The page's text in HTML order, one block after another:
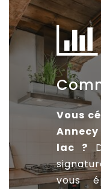
Vous
lac ?
vous